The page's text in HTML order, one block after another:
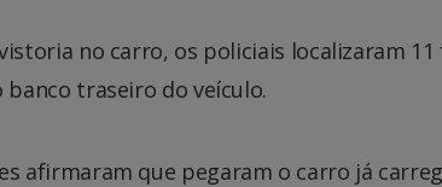
no carro, os policiais localizaram
banco traseiro do veículo.
afirmaram que pegaram o carro já